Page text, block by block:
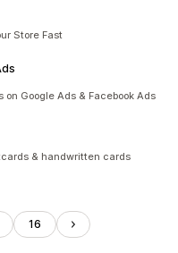
Store Fast
Google Ads & Facebook Ads
& handwritten cards
16